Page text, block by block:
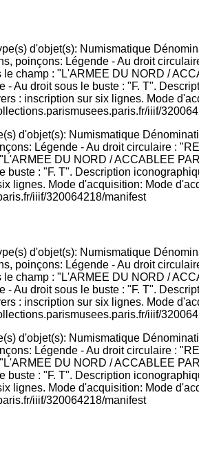
d'objet(s): Numismatique
Légende - Au droit circulaire :
DU NORD / ACCABLEE
: "F. T". Description
lignes. Mode d'acquisition: Mode
iiif/320064218/manifest
d'objet(s): Numismatique
Légende - Au droit circulaire :
DU NORD / ACCABLEE
: "F. T". Description
lignes. Mode d'acquisition: Mode
iiif/320064218/manifest